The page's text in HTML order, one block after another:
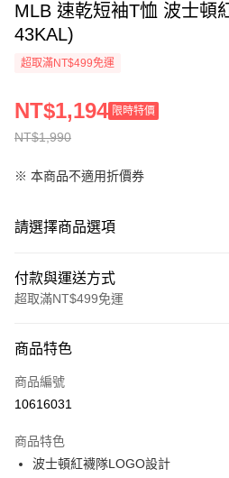
MLB 速乾短袖T恤 波士頓
43KAL)
超取滿NT$499免運
NT$1,990
NT$1,194 限時特價
※ 本商品不適用折價券
請選擇商品選項
付款與運送方式
超取滿NT$499免運
信用卡一次付款
超商取貨付款
Apple Pay
商品特色
商品編號
10616031
商品特色
波士頓紅襪隊LOGO設計